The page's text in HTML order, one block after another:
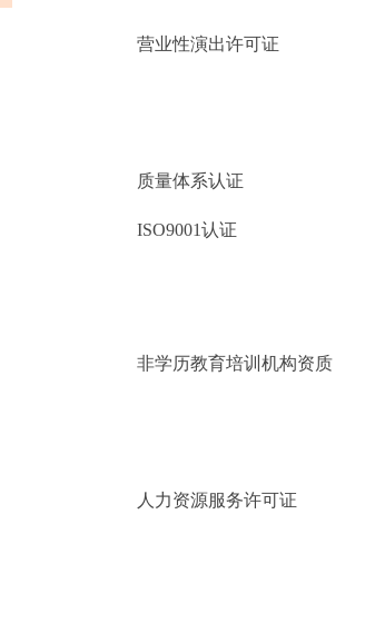
营业性演出许可证
质量体系认证
ISO9001认证
非学历教育培训机构资质
人力资源服务许可证